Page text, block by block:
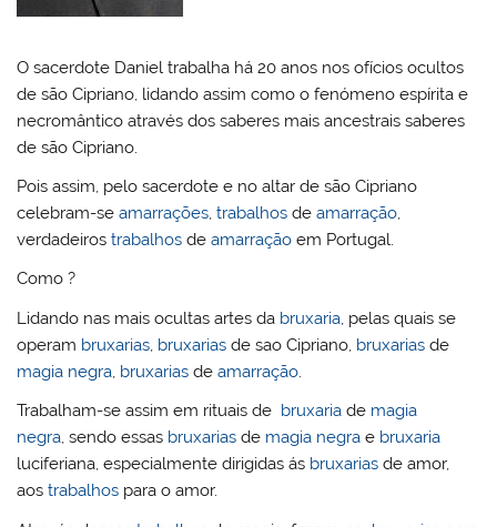
O sacerdote Daniel trabalha há 20 anos nos ofícios ocultos
de são Cipriano, lidando assim como o fenómeno espírita e
necromântico através dos saberes mais ancestrais saberes
de são Cipriano.
Pois assim, pelo sacerdote e no altar de são Cipriano
celebram-seamarrações,trabalhos deamarração,
verdadeirostrabalhos deamarração em Portugal.
Como ?
Lidando nas mais ocultas artes da bruxaria, pelas quais se
operam bruxarias, bruxarias de sao Cipriano, bruxarias de
magia negra, bruxarias deamarração.
Trabalham-se assim em rituais de bruxaria de magia
negra, sendo essas bruxarias de magia negra e bruxaria
luciferiana, especialmente dirigidas ás bruxarias de amor,
aostrabalhos para o amor.